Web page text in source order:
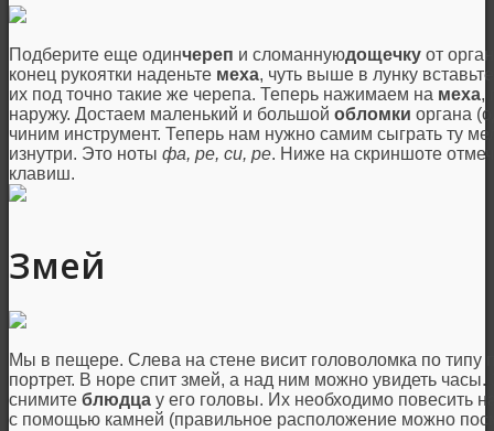
Подберите еще одинчереп и сломаннуюдощечку от
конец рукоятки наденьте меха, чуть выше в лунку
их под точно такие же черепа. Теперь нажимаем на меха,
наружу. Достаем маленький и большой обломки органа
чиним инструмент. Теперь нам нужно самим сыграть ту
изнутри. Это ноты фа, ре, си, ре. Ниже на скриншоте
клавиш.
Змей
Мы в пещере. Слева на стене висит головоломка по типу
портрет. В норе спит змей, а над ним можно увидеть
снимите блюдца у его головы. Их необходимо повесить
с помощью камней (правильное расположение можно